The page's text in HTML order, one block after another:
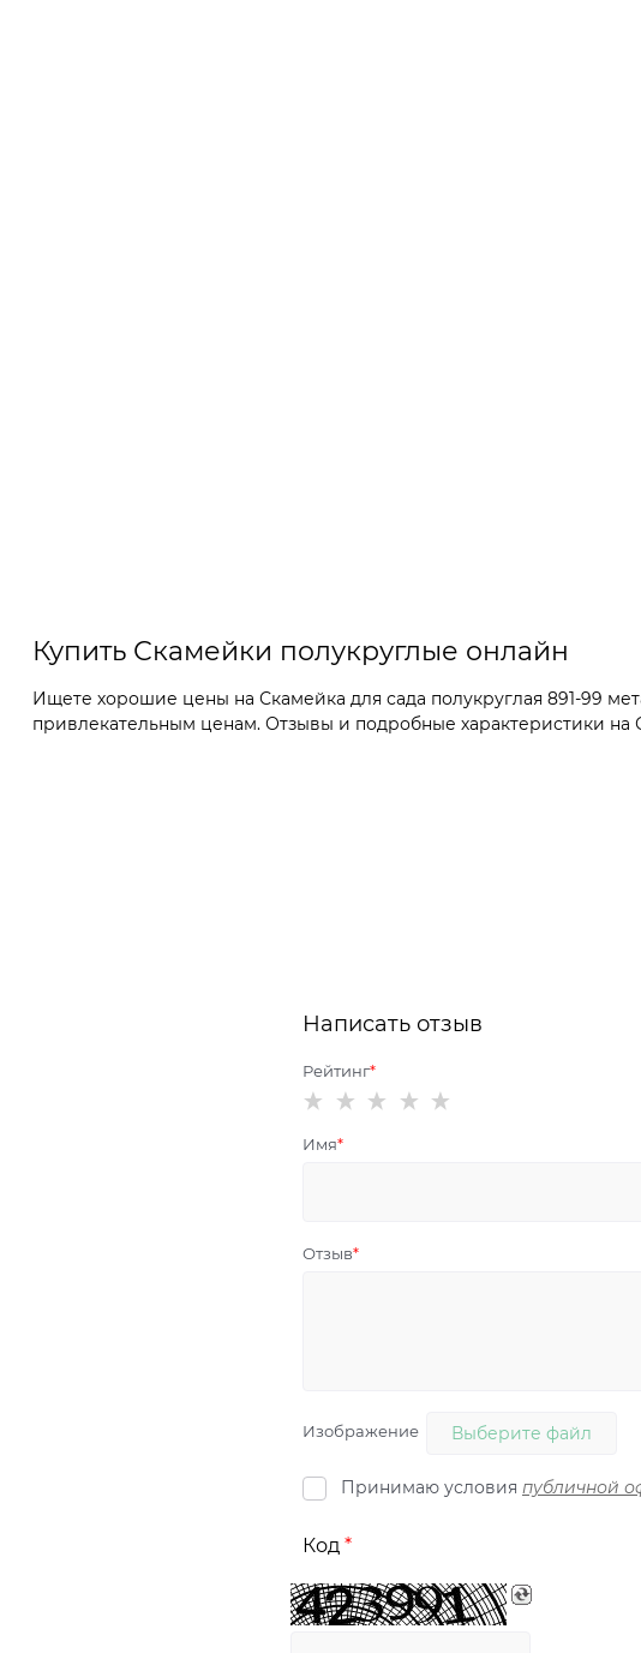
Купить Скамейки полукруглые онлайн
Ищете хорошие цены на Скамейка для сада полукруглая 891-99
привлекательным ценам. Отзывы и подробные характеристики
Написать отзыв
Рейтинг
Имя
Отзыв
Изображение Выберите файл
Принимаю условия публичной
Код